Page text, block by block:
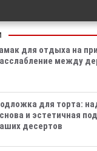
для отдыха на
между
для торта:
и эстетичная
десертов